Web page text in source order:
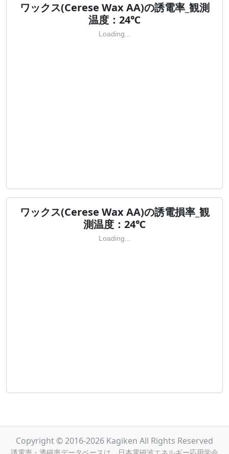
ワックス(Cerese Wax AA)の誘電率_観測
温度：24℃
Loading...
ワックス(Cerese Wax AA)の誘電損率_観
測温度：24℃
Loading...
Copyright © 2016-2026 Kagiken All Rights Reserved